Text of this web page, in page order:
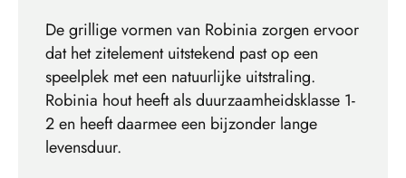
De grillige vormen van Robinia zorgen ervoor
dat het zitelement uitstekend past op een
speelplek met een natuurlijke uitstraling.
Robinia hout heeft als duurzaamheidsklasse 1-
2 en heeft daarmee een bijzonder lange
levensduur.